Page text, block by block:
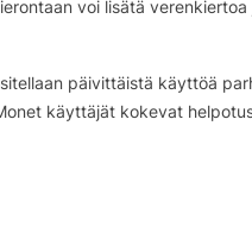
voi lisätä
päivittäistä käyttöä
käyttäjät kokevat